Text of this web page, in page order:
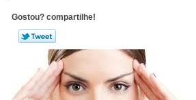
Gostou? compartilhe!